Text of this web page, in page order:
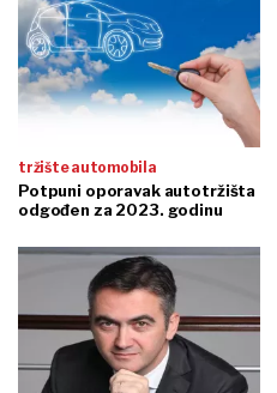
tržište automobila
Potpuni oporavak autotržišta
odgođen za 2023. godinu